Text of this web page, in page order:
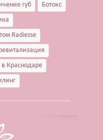
губ
Ботокс
Radiesse
в Краснодаре